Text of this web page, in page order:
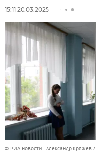
15:11 20.03.2025
© РИА Новости . Александр Кряжев